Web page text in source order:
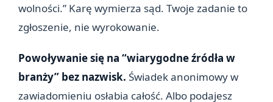
wolności.” Karę wymierza sąd. Twoje zadanie to
zgłoszenie, nie wyrokowanie.
Powoływanie się na “wiarygodne źródła w
branży” bez nazwisk. Świadek anonimowy w
zawiadomieniu osłabia całość. Albo podajesz